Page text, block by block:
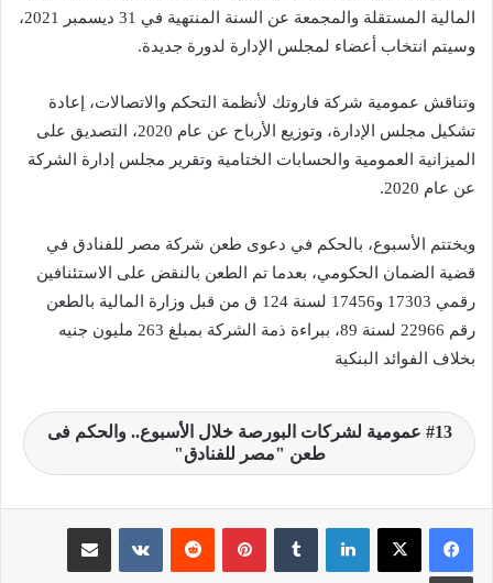
المالية المستقلة والمجمعة عن السنة المنتهية في 31 ديسمبر 2021،
وسيتم انتخاب أعضاء لمجلس الإدارة لدورة جديدة.
وتناقش عمومية شركة فاروتك لأنظمة التحكم والاتصالات، إعادة
تشكيل مجلس الإدارة، وتوزيع الأرباح عن عام 2020، التصديق على
الميزانية العمومية والحسابات الختامية وتقرير مجلس إدارة الشركة
عن عام 2020.
ويختتم الأسبوع، بالحكم في دعوى طعن شركة مصر للفنادق في
قضية الضمان الحكومي، بعدما تم الطعن بالنقض على الاستئنافين
رقمي 17303 و17456 لسنة 124 ق من قبل وزارة المالية بالطعن
رقم 22966 لسنة 89، ببراءة ذمة الشركة بمبلغ 263 مليون جنيه
بخلاف الفوائد البنكية
13 عمومية لشركات البورصة خلال الأسبوع.. والحكم فى
طعن "مصر للفنادق"
لينكدإن بينتيريست